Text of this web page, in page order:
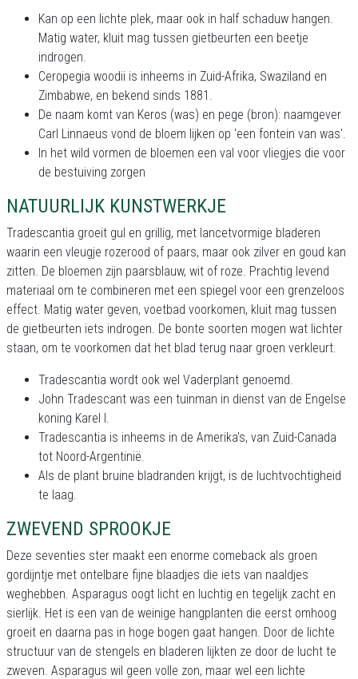
Kan op een lichte plek, maar ook in half schaduw hangen.
Matig water, kluit mag tussen gietbeurten een beetje
indrogen.
Ceropegia woodii is inheems in Zuid-Afrika, Swaziland en
Zimbabwe, en bekend sinds 1881.
De naam komt van Keros (was) en pege (bron): naamgever
Carl Linnaeus vond de bloem lijken op 'een fontein van was'.
In het wild vormen de bloemen een val voor vliegjes die voor
de bestuiving zorgen
NATUURLIJK KUNSTWERKJE
Tradescantia groeit gul en grillig, met lancetvormige bladeren
waarin een vleugje rozerood of paars, maar ook zilver en goud kan
zitten. De bloemen zijn paarsblauw, wit of roze. Prachtig levend
materiaal om te combineren met een spiegel voor een grenzeloos
effect. Matig water geven, voetbad voorkomen, kluit mag tussen
de gietbeurten iets indrogen. De bonte soorten mogen wat lichter
staan, om te voorkomen dat het blad terug naar groen verkleurt.
Tradescantia wordt ook wel Vaderplant genoemd.
John Tradescant was een tuinman in dienst van de Engelse
koning Karel I.
Tradescantia is inheems in de Amerika's, van Zuid-Canada
tot Noord-Argentinië.
Als de plant bruine bladranden krijgt, is de luchtvochtigheid
te laag.
ZWEVEND SPROOKJE
Deze seventies ster maakt een enorme comeback als groen
gordijntje met ontelbare fijne blaadjes die iets van naaldjes
weghebben. Asparagus oogt licht en luchtig en tegelijk zacht en
sierlijk. Het is een van de weinige hangplanten die eerst omhoog
groeit en daarna pas in hoge bogen gaat hangen. Door de lichte
structuur van de stengels en bladeren lijkten ze door de lucht te
zweven. Asparagus wil geen volle zon, maar wel een lichte